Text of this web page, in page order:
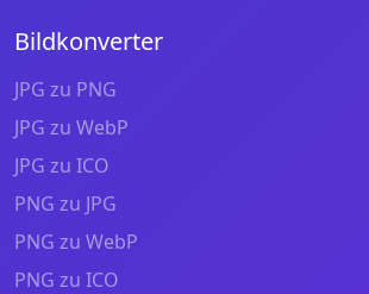
Bildkonverter
JPG zu PNG
JPG zu WebP
JPG zu ICO
PNG zu JPG
PNG zu WebP
PNG zu ICO